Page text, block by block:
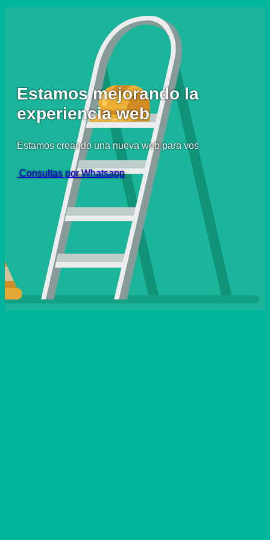
Estamos mejorando la
experiencia web
Estamos creando una nueva web para vos
Consultas por Whatsapp